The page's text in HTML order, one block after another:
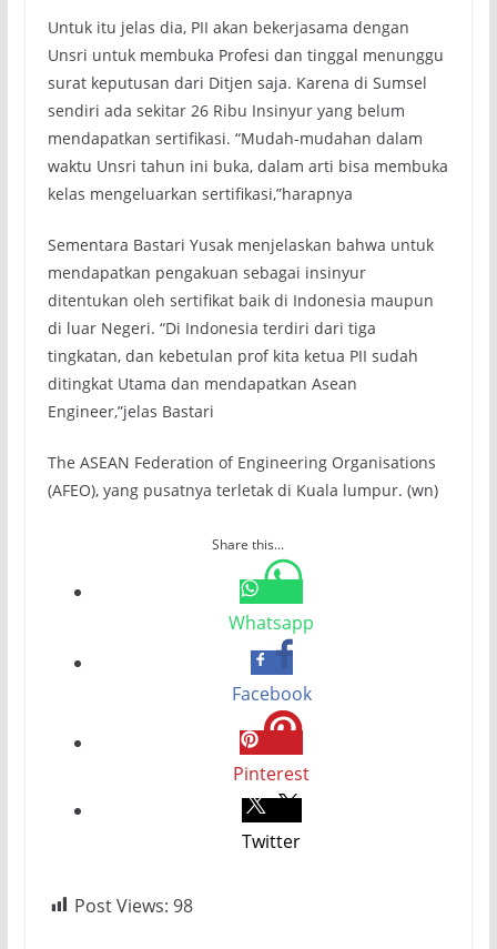
Untuk itu jelas dia, PII akan bekerjasama dengan
Unsri untuk membuka Profesi dan tinggal menunggu
surat keputusan dari Ditjen saja. Karena di Sumsel
sendiri ada sekitar 26 Ribu Insinyur yang belum
mendapatkan sertifikasi. “Mudah-mudahan dalam
waktu Unsri tahun ini buka, dalam arti bisa membuka
kelas mengeluarkan sertifikasi,”harapnya
Sementara Bastari Yusak menjelaskan bahwa untuk
mendapatkan pengakuan sebagai insinyur
ditentukan oleh sertifikat baik di Indonesia maupun
di luar Negeri. “Di Indonesia terdiri dari tiga
tingkatan, dan kebetulan prof kita ketua PII sudah
ditingkat Utama dan mendapatkan Asean
Engineer,”jelas Bastari
The ASEAN Federation of Engineering Organisations
(AFEO), yang pusatnya terletak di Kuala lumpur. (wn)
Share this...
Whatsapp
Facebook
Pinterest
Twitter
Post Views: 98